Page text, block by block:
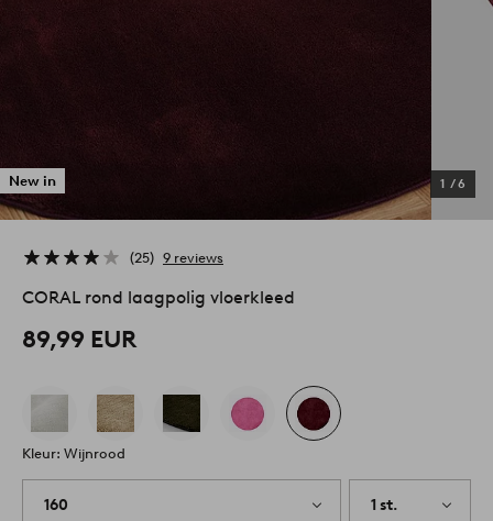
New in 1 /6
25 9 reviews
CORAL rond laagpolig vloerkleed
89,99 EUR
Kleur: Wijnrood
160 1 st.